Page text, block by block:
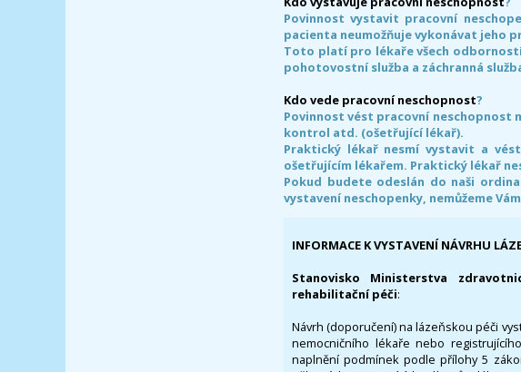
Povinnost vystavit pracovní
pacienta neumožňuje vykonávat jeho
Toto platí pro lékaře všech
pohotovostní služba a záchranná
Kdo vede pracovní neschopnost?
Povinnost vést pracovní neschopnost
kontrol atd. (ošetřující lékař).
Praktický lékař nesmí vystavit a
ošetřujícím lékařem. Praktický lékař
Pokud budete odeslán do naši
vystavení neschopenky, nemůžeme
INFORMACE K VYSTAVENÍ NÁVRHU
Stanovisko Ministerstva
rehabilitační péči:
Návrh (doporučení) na lázeňskou péči
nemocničního lékaře nebo
naplnění podmínek podle přílohy 5